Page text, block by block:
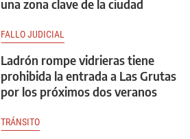
una zona clave de la ciudad
FALLO JUDICIAL
Ladrón rompe vidrieras tiene
prohibida la entrada a Las Grutas
por los próximos dos veranos
TRÁNSITO